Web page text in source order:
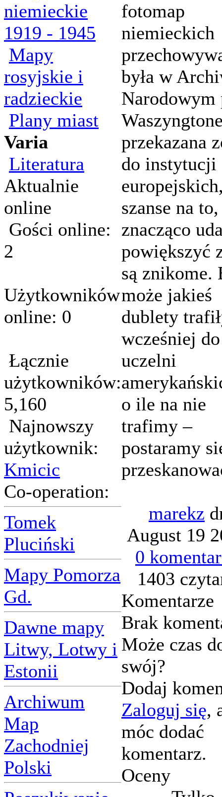
niemieckie
1919 - 1945
Mapy
rosyjskie i
radzieckie
Plany miast
Varia
Literatura
Aktualnie
online
Gości online:
2
Użytkowników
online: 0
Łącznie
użytkowników:
5,160
Najnowszy
użytkownik:
Kmicic
Co-operation:
Tomek
Pluciński
Mapy Pomorza
Gd.
Dawne mapy
Litwy, Lotwy i
Estonii
Archiwum
Map
Zachodniej
Polski
fotomap
niemieckich
była w
Narodowym
przekazana
do instytucji
szanse na
znacząco
powiększyć
są znikome.
może jakieś
dublety
wcześniej do
uczelni
o ile na nie
trafimy –
postaramy
marekz
August 19
0
1403
Komentarze
Brak
Może czas
swój?
Dodaj
Zaloguj się,
móc dodać
komentarz.
Oceny